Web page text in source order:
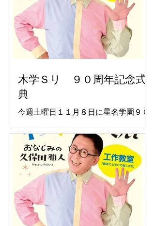
木学Ｓリ ９０周年記念式
典
今週土曜日１１月８日に星名学園９０
としてわくわくさんでおなじみの久保
田雅人氏に工作ショウを行っていただ
きます。 在園卒園生をはじめ、一般の
方も参加可能ですので是非お越しくだ
さい。 駐車場としてクスリのアオキ浜
北店横の公設駐車場をお借りしてあり
ますのでご利用ください。 位置は以下
の通り